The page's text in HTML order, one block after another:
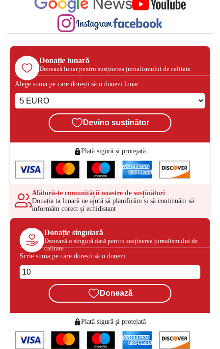
Donație lunară
Donează lunar pentru susținerea jurnalismului de calitate
Alege suma pe care dorești să o donezi lunar
Devino susținător
Plată sigură și protejată
Alătură-te comunității noastre de susținători
Donația ta lunară ne ajută să planificăm și să continuăm să
informăm corect și echidistant
Donație singulară
Donează o singură dată pentru susținerea jurnalismului de
calitate
Scrie suma pe care dorești să o donezi
Donează
Plată sigură și protejată